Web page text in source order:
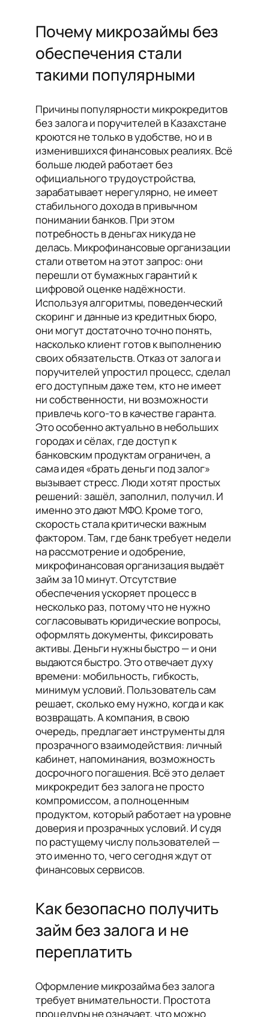
Почему микрозаймы без
обеспечения стали
такими популярными
Причины популярности микрокредитов
без залога и поручителей в Казахстане
кроются не только в удобстве, но и в
изменившихся финансовых реалиях. Всё
больше людей работает без
официального трудоустройства,
зарабатывает нерегулярно, не имеет
стабильного дохода в привычном
понимании банков. При этом
потребность в деньгах никуда не
делась. Микрофинансовые организации
стали ответом на этот запрос: они
перешли от бумажных гарантий к
цифровой оценке надёжности.
Используя алгоритмы, поведенческий
скоринг и данные из кредитных бюро,
они могут достаточно точно понять,
насколько клиент готов к выполнению
своих обязательств. Отказ от залога и
поручителей упростил процесс, сделал
его доступным даже тем, кто не имеет
ни собственности, ни возможности
привлечь кого-то в качестве гаранта.
Это особенно актуально в небольших
городах и сёлах, где доступ к
банковским продуктам ограничен, а
сама идея «брать деньги под залог»
вызывает стресс. Люди хотят простых
решений: зашёл, заполнил, получил. И
именно это дают МФО. Кроме того,
скорость стала критически важным
фактором. Там, где банк требует недели
на рассмотрение и одобрение,
микрофинансовая организация выдаёт
займ за 10 минут. Отсутствие
обеспечения ускоряет процесс в
несколько раз, потому что не нужно
согласовывать юридические вопросы,
оформлять документы, фиксировать
активы. Деньги нужны быстро — и они
выдаются быстро. Это отвечает духу
времени: мобильность, гибкость,
минимум условий. Пользователь сам
решает, сколько ему нужно, когда и как
возвращать. А компания, в свою
очередь, предлагает инструменты для
прозрачного взаимодействия: личный
кабинет, напоминания, возможность
досрочного погашения. Всё это делает
микрокредит без залога не просто
компромиссом, а полноценным
продуктом, который работает на уровне
доверия и прозрачных условий. И судя
по растущему числу пользователей —
это именно то, чего сегодня ждут от
финансовых сервисов.
Как безопасно получить
займ без залога и не
переплатить
Оформление микрозайма без залога
требует внимательности. Простота
процедуры не означает, что можно